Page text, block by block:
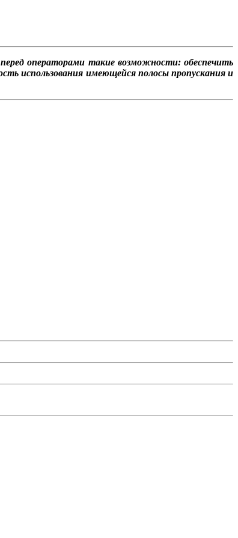
операторами такие возможности: обеспечить
использования имеющейся полосы пропускания и